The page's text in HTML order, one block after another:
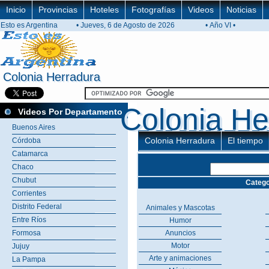
Colonia Herradura
Colonia Herradura
Inicio Provincias Hoteles Fotografías Videos Noticias
Esto es Argentina • Jueves, 6 de Agosto de 2026 • Año VI •
Videos Por Departamento
Buenos Aires
Córdoba
Catamarca
Chaco
Chubut
Corrientes
Distrito Federal
Entre Ríos
Formosa
Jujuy
La Pampa
Colonia
Colonia
Colonia Herradura El tiempo
Animales y Mascotas
Humor
Anuncios
Motor
Arte y animaciones